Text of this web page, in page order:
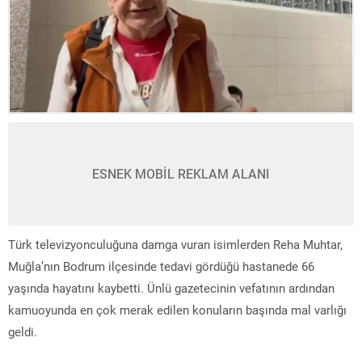
ESNEK MOBİL REKLAM ALANI
Türk televizyonculuğuna damga vuran isimlerden Reha Muhtar,
Muğla’nın Bodrum ilçesinde tedavi gördüğü hastanede 66
yaşında hayatını kaybetti. Ünlü gazetecinin vefatının ardından
kamuoyunda en çok merak edilen konuların başında mal varlığı
geldi.